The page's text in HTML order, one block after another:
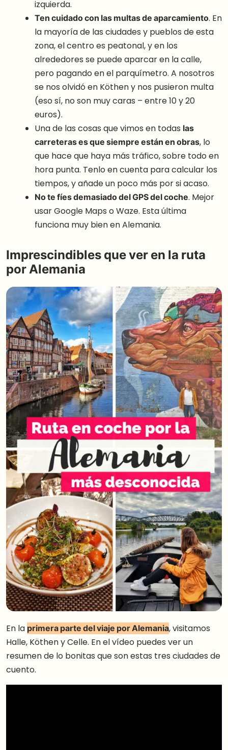
izquierda.
Ten cuidado con las multas de aparcamiento. En
la mayoría de las ciudades y pueblos de esta
zona, el centro es peatonal, y en los
alrededores se puede aparcar en la calle,
pero pagando en el parquímetro. A nosotros
se nos olvidó en Köthen y nos pusieron multa
(eso sí, no son muy caras – entre 10 y 20
euros).
Una de las cosas que vimos en todas las
carreteras es que siempre están en obras, lo
que hace que haya más tráfico, sobre todo en
hora punta. Tenlo en cuenta para calcular los
tiempos, y añade un poco más por si acaso.
No te fíes demasiado del GPS del coche. Mejor
usar Google Maps o Waze. Esta última
funciona muy bien en Alemania.
Imprescindibles que ver en la ruta
por Alemania
En la primera parte del viaje por Alemania, visitamos
Halle, Köthen y Celle. En el vídeo puedes ver un
resumen de lo bonitas que son estas tres ciudades de
cuento.